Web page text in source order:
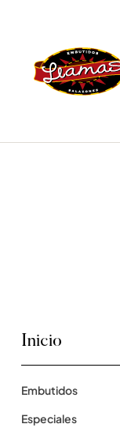
Inicio
Embutidos
Especiales